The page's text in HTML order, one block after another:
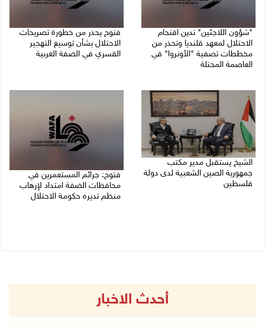
"شؤون اللاجئين" تدين اقتحام
الاحتلال لمعهد قلنديا وتحذر من
مخططات تصفية "الأونروا" في
العاصمة المحتلة
فتوح يحذر من خطورة تصريحات
الاحتلال بشأن توسيع التهجير
القسري في الضفة الغربية
الشيخ يستقبل مدير مكتب
جمهورية الصين الشعبية لدى دولة
فلسطين
فتوح: جرائم المستعمرين في
محافظات الضفة امتداد لإرهاب
منظم تديره حكومة الاحتلال
أحدث الاخبار